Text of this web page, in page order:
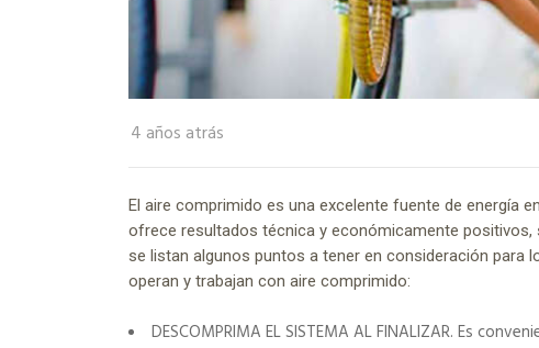
4 años atrás
El aire comprimido es una excelente fuente de energía
ofrece resultados técnica y económicamente
se listan algunos puntos a tener en consideración para
operan y trabajan con aire comprimido:
DESCOMPRIMA EL SISTEMA AL FINALIZAR. Es